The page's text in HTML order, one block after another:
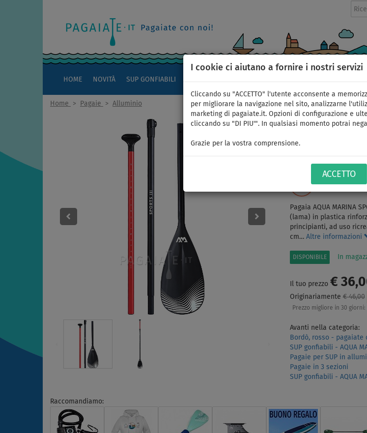
I cookie ci aiutano a fornire i nostri servizi
Cliccando su "ACCETTO" l'utente acconsente a
per migliorare la navigazione nel sito, analizzarne
marketing di pagaiate.it. Opzioni di configurazione e
cliccando su "DI PIU'". In qualsiasi momento potrai
Grazie per la vostra comprensione.
ACCETTO
HOME NOVITÀ SUP GONFIABILI
Home > Pagaie > Alluminio
Pagaia
3 sezioni
Pagaia AQUA MARINA
(lama) in plastica
principianti, ad uso
cm… Altre informazioni
DISPONIBILE In
Il tuo prezzo €
Originariamente€ 46,00
Prezzo migliore in 30 giorni:
Avanti nella categoria:
Bordò, rosso - pagaiate
SUP gonfiabili - AQUA
Pagaie per SUP in
Pagaie in 3 sezioni
SUP gonfiabili - AQUA
Raccomandiamo: